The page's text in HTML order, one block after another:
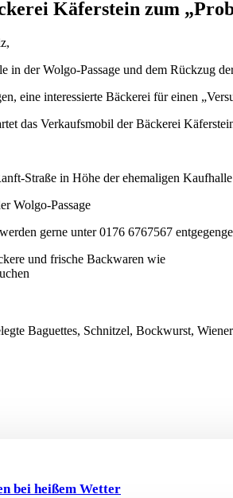
Käferstein zum
in der Wolgo-Passage und dem Rückzug
eine interessierte Bäckerei für einen
das Verkaufsmobil der Bäckerei
Straße in Höhe der ehemaligen
Wolgo-Passage
gerne unter 0176 6767567
und frische Backwaren wie
Baguettes, Schnitzel, Bockwurst,
bei heißem Wetter